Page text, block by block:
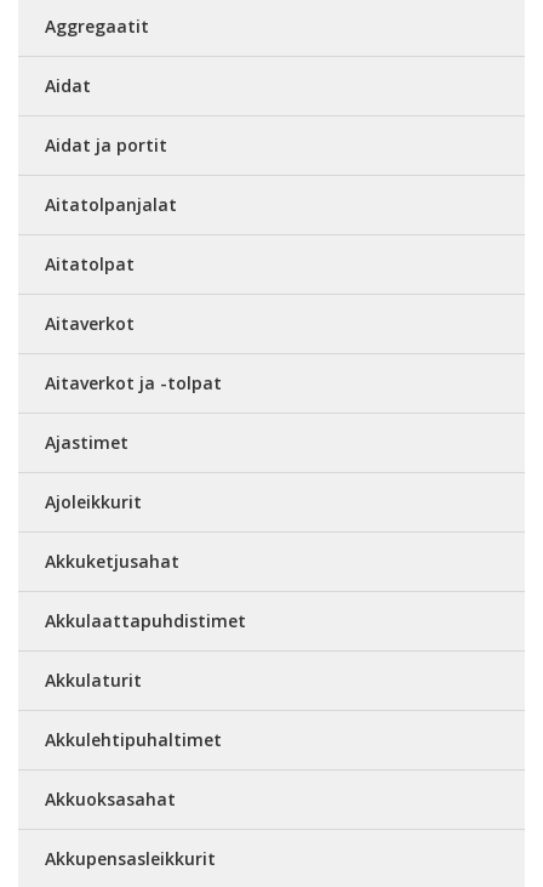
Aggregaatit
Aidat
Aidat ja portit
Aitatolpanjalat
Aitatolpat
Aitaverkot
Aitaverkot ja -tolpat
Ajastimet
Ajoleikkurit
Akkuketjusahat
Akkulaattapuhdistimet
Akkulaturit
Akkulehtipuhaltimet
Akkuoksasahat
Akkupensasleikkurit